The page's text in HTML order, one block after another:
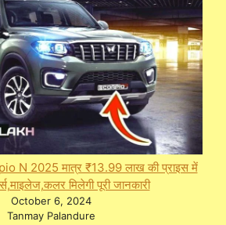
N 2025 मात्र ₹13.99 लाख की प्राइस में
मिलेगी पूरी जानकारी
October 6, 2024
Tanmay Palandure